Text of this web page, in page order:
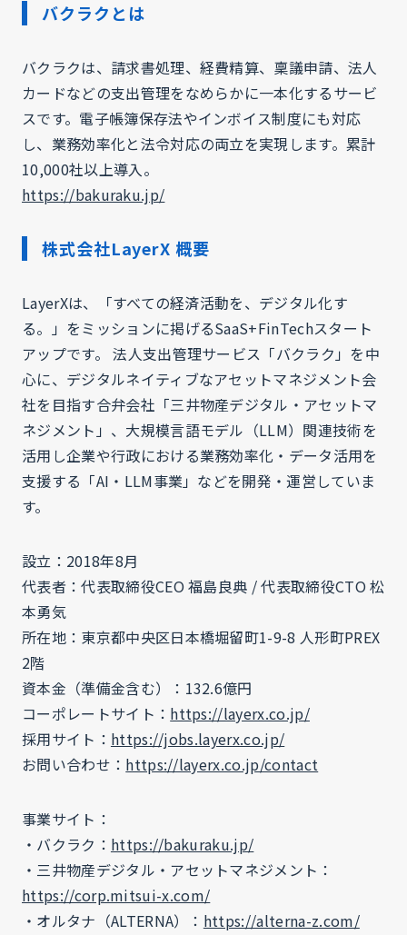
バクラクとは
バクラクは、請求書処理、経費精算、稟議申請、法人
カードなどの支出管理をなめらかに一本化するサービ
スです。電子帳簿保存法やインボイス制度にも対応
し、業務効率化と法令対応の両立を実現します。累計
10,000社以上導入。
https://bakuraku.jp/
株式会社LayerX 概要
LayerXは、「すべての経済活動を、デジタル化す
る。」をミッションに掲げるSaaS+FinTechスタート
アップです。 法人支出管理サービス「バクラク」を中
心に、デジタルネイティブなアセットマネジメント会
社を目指す合弁会社「三井物産デジタル・アセットマ
ネジメント」、大規模言語モデル（LLM）関連技術を
活用し企業や行政における業務効率化・データ活用を
支援する「AI・LLM事業」などを開発・運営していま
す。
設立：2018年8月
代表者：代表取締役CEO 福島良典 / 代表取締役CTO 松
本勇気
所在地：東京都中央区日本橋堀留町1-9-8 人形町PREX
2階
資本金（準備金含む）：132.6億円
コーポレートサイト： https://layerx.co.jp/
採用サイト： https://jobs.layerx.co.jp/
お問い合わせ： https://layerx.co.jp/contact
事業サイト：
・バクラク： https://bakuraku.jp/
・三井物産デジタル・アセットマネジメント：
https://corp.mitsui-x.com/
・オルタナ（ALTERNA）： https://alterna-z.com/